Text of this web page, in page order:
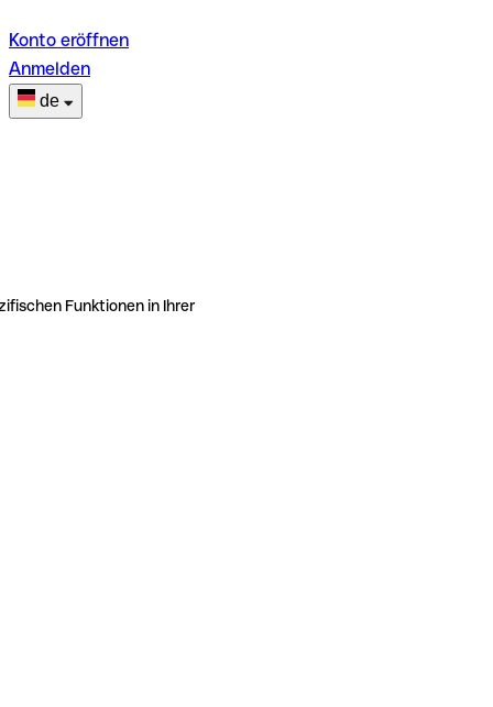
Konto eröffnen
Anmelden
de
Funktionen in Ihrer